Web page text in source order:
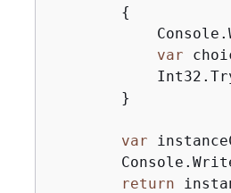
{
var
        }
var
return